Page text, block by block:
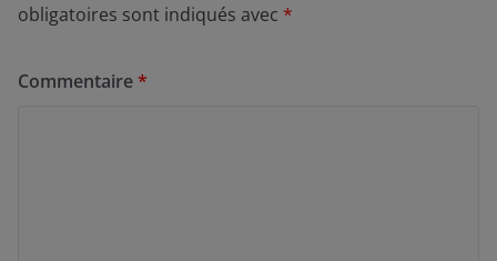
obligatoires sont indiqués avec *
Commentaire*